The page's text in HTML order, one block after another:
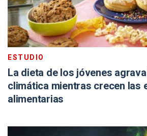
ESTUDIO
La dieta de los jóvenes
climática mientras crecen las
alimentarias